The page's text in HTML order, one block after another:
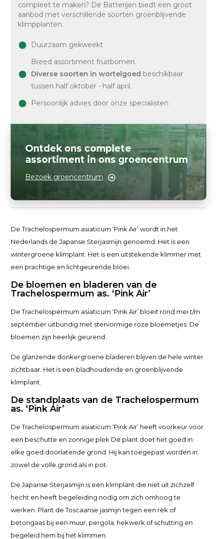
compleet te maken? De Batterijen biedt een groot
aanbod met verschillende soorten groenblijvende
klimpplanten.
Duurzaam gekweekt
Breed assortiment fruitbomen.
Diverse soorten in wortelgoed beschikbaar
tussen half oktober - half april.
Persoonlijk advies door onze specialisten
Ontdek ons complete
assortiment in ons groencentrum
Bezoek groencentrum
De Trachelospermum asiaticum ‘Pink Air’ wordt in het
Nederlands de Japanse Sterjasmijn genoemd. Het is een
wintergroene klimplant. Het is een uitstekende klimmer met
een prachtige en lichtgeurende bloei.
De bloemen en bladeren van de
Trachelospermum as. ‘Pink Air’
De Trachelospermum asiaticum ‘Pink Air’ bloeit rond mei t/m
september uitbundig met stervormige roze bloemetjes. De
bloemen zijn heerlijk geurend.
De glanzende donkergroene bladeren blijven de hele winter
zichtbaar. Het is een bladhoudende en groenblijvende
klimplant.
De standplaats van de Trachelospermum
as. ‘Pink Air’
De Trachelospermum asiaticum ‘Pink Air’ heeft voorkeur voor
een beschutte en zonnige plek De plant doet het goed in
elke goed doorlatende grond. Hij kan toegepast worden in
zowel de volle grond als in pot.
De Japanse Sterjasmijn is een klimplant die niet uit zichzelf
hecht en heeft begeleiding nodig om zich omhoog te
werken. Plant de Toscaanse jasmijn tegen een rek of
betongaas bij een muur, pergola, hekwerk of schutting en
begeleid hem bij het klimmen.